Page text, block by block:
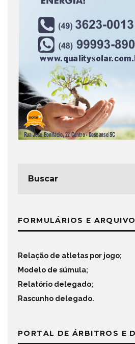
FORMULÁRIOS E
Relação de atletas por jogo;
Modelo de súmula;
Relatório delegado;
Rascunho delegado.
PORTAL DE ÁRBITROS E